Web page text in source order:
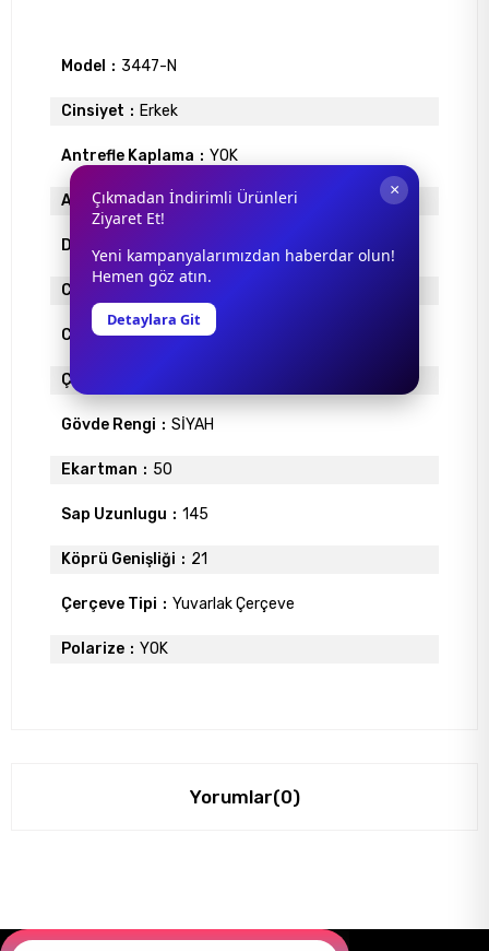
Model 3447-N
Cinsiyet Erkek
Antrefle Kaplama YOK
Ayna YOK
Degrade
Cam Materyali
Cam Rengi SİYAH
Çerçeve Materyali
Gövde Rengi SİYAH
Ekartman 50
Sap Uzunlugu 145
Köprü Genişliği 21
Çerçeve Tipi Yuvarlak Çerçeve
Polarize YOK
Yorumlar(0)
×
Çıkmadan İndirimli Ürünleri
Ziyaret Et!
Yeni kampanyalarımızdan haberdar olun!
Hemen göz atın.
Detaylara Git